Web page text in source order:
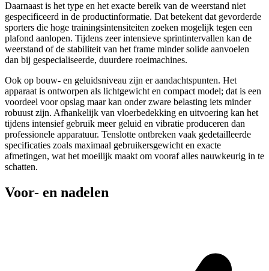
Daarnaast is het type en het exacte bereik van de weerstand niet
gespecificeerd in de productinformatie. Dat betekent dat gevorderde
sporters die hoge trainingsintensiteiten zoeken mogelijk tegen een
plafond aanlopen. Tijdens zeer intensieve sprintintervallen kan de
weerstand of de stabiliteit van het frame minder solide aanvoelen
dan bij gespecialiseerde, duurdere roeimachines.
Ook op bouw- en geluidsniveau zijn er aandachtspunten. Het
apparaat is ontworpen als lichtgewicht en compact model; dat is een
voordeel voor opslag maar kan onder zware belasting iets minder
robuust zijn. Afhankelijk van vloerbedekking en uitvoering kan het
tijdens intensief gebruik meer geluid en vibratie produceren dan
professionele apparatuur. Tenslotte ontbreken vaak gedetailleerde
specificaties zoals maximaal gebruikersgewicht en exacte
afmetingen, wat het moeilijk maakt om vooraf alles nauwkeurig in te
schatten.
Voor- en nadelen